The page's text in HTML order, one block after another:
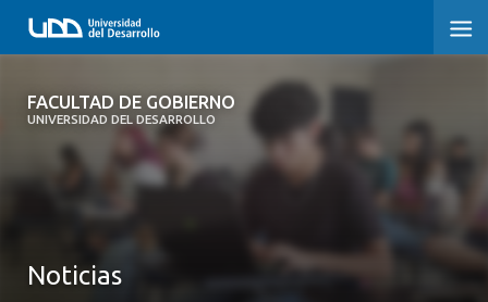
FACULTAD DE GOBIERNO
UNIVERSIDAD DEL DESARROLLO
FACULTAD DE GOBIERNO
Noticias